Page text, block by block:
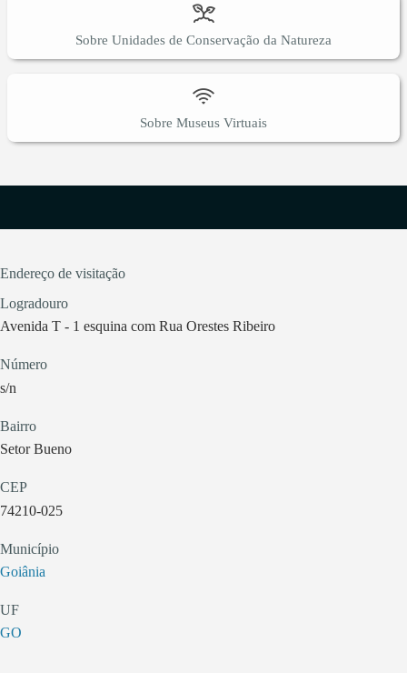
Sobre Unidades de Conservação da Natureza
Sobre Museus Virtuais
Endereço de visitação
Logradouro
Avenida T - 1 esquina com Rua Orestes Ribeiro
Número
s/n
Bairro
Setor Bueno
CEP
74210-025
Município
Goiânia
UF
GO